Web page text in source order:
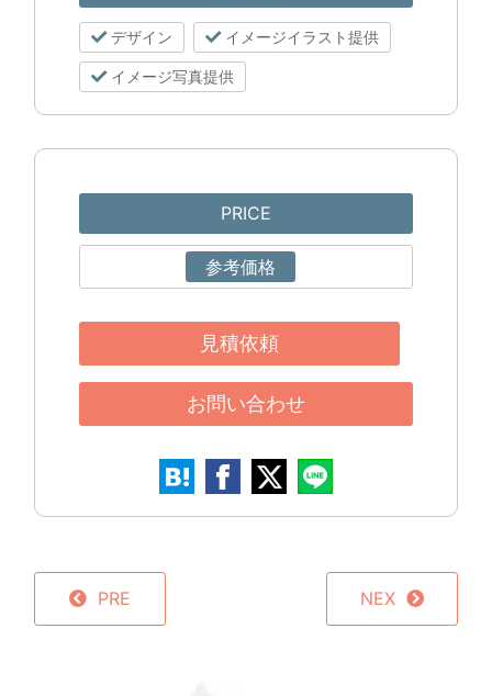
デザイン イメージイラスト提供
イメージ写真提供
PRICE
参考価格
見積依頼
お問い合わせ
PRE NEX